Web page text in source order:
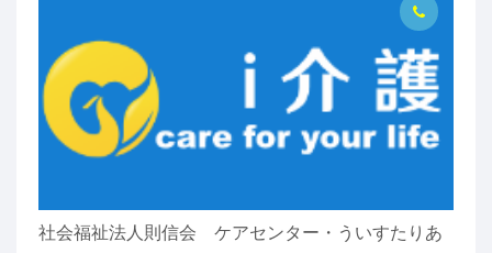
社会福祉法人則信会 ケアセンター・ういすたりあ